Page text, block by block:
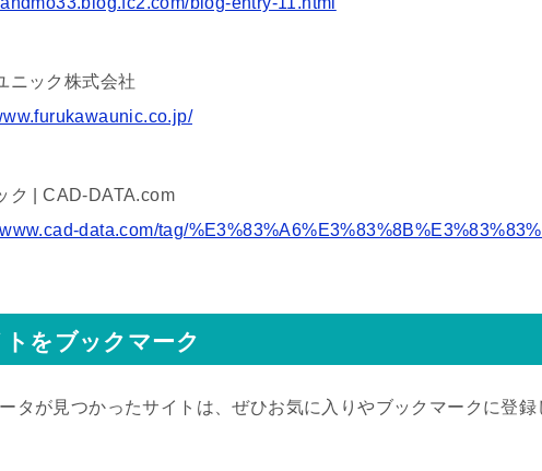
ニック株式会社
ク | CAD-DATA.com
data.com/tag/
トをブックマーク
タが見つかったサイトは、ぜひお気に入りやブックマークに登録